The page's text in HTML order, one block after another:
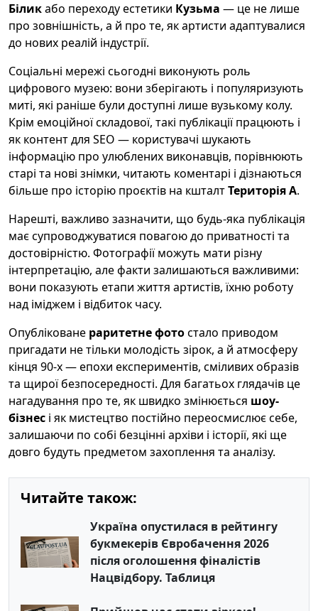
Біликабо переходу естетики Кузьма — це не лише
про зовнішність, а й про те, як артисти адаптувалися
до нових реалій індустрії.
Соціальні мережі сьогодні виконують роль
цифрового музею: вони зберігають і популяризують
миті, які раніше були доступні лише вузькому колу.
Крім емоційної складової, такі публікації працюють і
як контент для SEO — користувачі шукають
інформацію про улюблених виконавців, порівнюють
старі та нові знімки, читають коментарі і дізнаються
більше про історію проєктів на кшталтТериторія А.
Нарешті, важливо зазначити, що будь-яка публікація
має супроводжуватися повагою до приватності та
достовірністю. Фотографії можуть мати різну
інтерпретацію, але факти залишаються важливими:
вони показують етапи життя артистів, їхню роботу
над іміджем і відбиток часу.
Опубліковане раритетне фотостало приводом
пригадати не тільки молодість зірок, а й атмосферу
кінця 90-х — епохи експериментів, сміливих образів
та щирої безпосередності. Для багатьох глядачів це
нагадування про те, як швидко змінюється шоу-
бізнес і як мистецтво постійно переосмислює себе,
залишаючи по собі безцінні архіви і історії, які ще
довго будуть предметом захоплення та аналізу.
Читайте також:
Україна опустилася в рейтингу
букмекерів Євробачення 2026
після оголошення фіналістів
Нацвідбору. Таблиця